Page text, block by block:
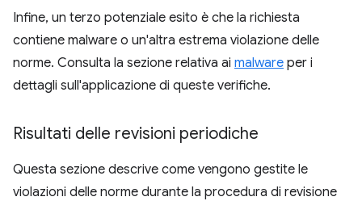
Infine, un terzo potenziale esito è che la richiesta
contiene malware o un'altra estrema violazione delle
norme. Consulta la sezione relativa ai malware per i
dettagli sull'applicazione di queste verifiche.
Risultati delle revisioni periodiche
Questa sezione descrive come vengono gestite le
violazioni delle norme durante la procedura di revisione